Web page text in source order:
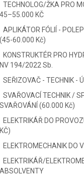
TECHNOLOG/ŽKA PRO
45–55.000 KČ
APLIKÁTOR FÓLIÍ -
(45-60.000 Kč)
KONSTRUKTÉR PRO
NV 194/2022 Sb.
SEŘIZOVAČ - TECHNIK -
SVAŘOVACÍ TECHNIK /
SVAŘOVÁNÍ (60.000 Kč)
ELEKTRIKÁŘ DO
KČ)
ELEKTROMECHANIK DO
ELEKTRIKÁŘ/
ABSOLVENTY